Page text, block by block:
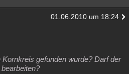
01.06.2010 um 18:24
gefunden wurde? Darf der